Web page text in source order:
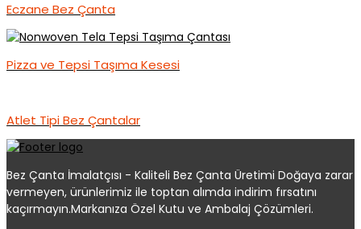
Eczane Bez Çanta
Pizza ve Tepsi Taşıma Kesesi
Atlet Tipi Bez Çantalar
Bez Çanta İmalatçısı - Kaliteli Bez Çanta Üretimi Doğaya zarar
vermeyen, ürünlerimiz ile toptan alımda indirim fırsatını
kaçırmayın.Markanıza Özel Kutu ve Ambalaj Çözümleri.